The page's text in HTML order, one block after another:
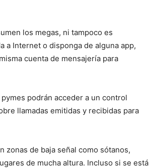
los megas, ni tampoco es
a Internet o disponga de alguna app,
cuenta de mensajería para
podrán acceder a un control
llamadas emitidas y recibidas para
zonas de baja señal como sótanos,
de mucha altura. Incluso si se está